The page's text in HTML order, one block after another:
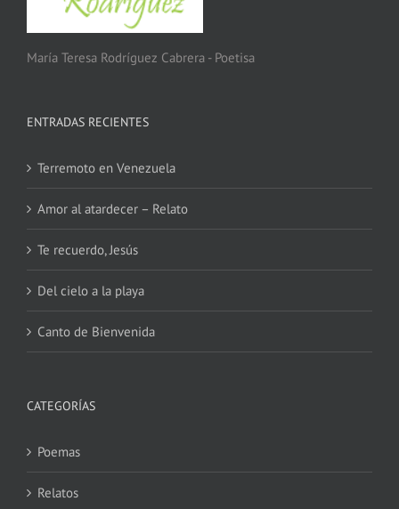
María Teresa Rodríguez Cabrera - Poetisa
ENTRADAS RECIENTES
Terremoto en Venezuela
Amor al atardecer – Relato
Te recuerdo, Jesús
Del cielo a la playa
Canto de Bienvenida
CATEGORÍAS
Poemas
Relatos